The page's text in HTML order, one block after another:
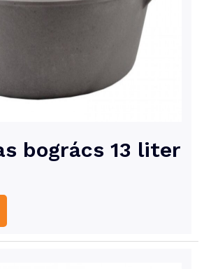
bogrács 13 liter